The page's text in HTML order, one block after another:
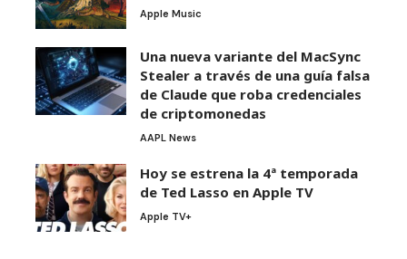
Apple Music
Una nueva variante del MacSync
Stealer a través de una guía falsa
de Claude que roba credenciales
de criptomonedas
AAPL News
Hoy se estrena la 4ª temporada
de Ted Lasso en Apple TV
Apple TV+